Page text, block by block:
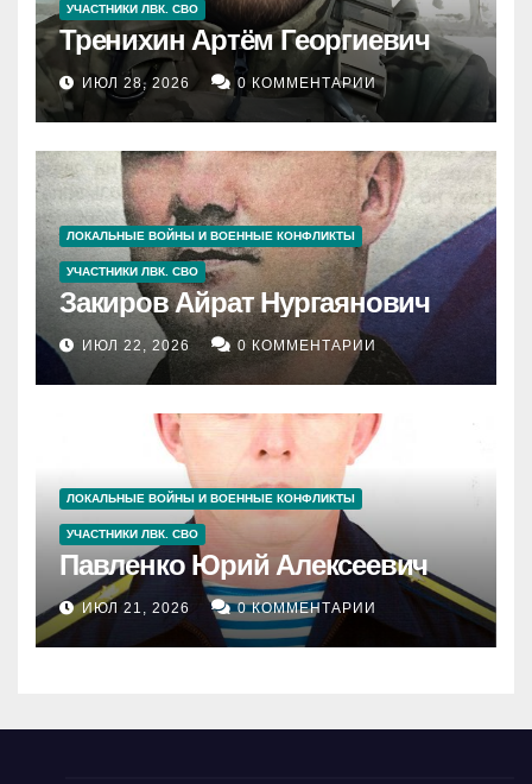
УЧАСТНИКИ ЛВК. СВО
Тренихин Артём Георгиевич
ИЮЛ 28, 2026 0 КОММЕНТАРИИ
ЛОКАЛЬНЫЕ ВОЙНЫ И ВОЕННЫЕ КОНФЛИКТЫ
УЧАСТНИКИ ЛВК. СВО
Закиров Айрат Нургаянович
ИЮЛ 22, 2026 0 КОММЕНТАРИИ
ЛОКАЛЬНЫЕ ВОЙНЫ И ВОЕННЫЕ КОНФЛИКТЫ
УЧАСТНИКИ ЛВК. СВО
Павленко Юрий Алексеевич
ИЮЛ 21, 2026 0 КОММЕНТАРИИ